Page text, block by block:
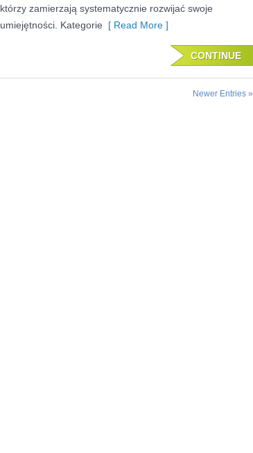
którzy zamierzają systematycznie rozwijać swoje
umiejętności. Kategorie [ Read More ]
CONTINUE
Newer Entries »